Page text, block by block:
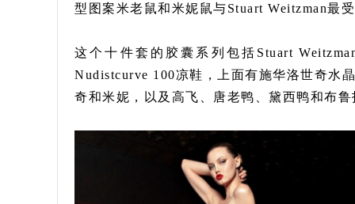
型图案米老鼠和米妮鼠与Stuart Weitzman最
这个十件套的胶囊系列包括Stuart
Nudistcurve 100凉鞋，上面有施华洛世奇水
奇和米妮，以及高飞、唐老鸭、黛西鸭和布鲁